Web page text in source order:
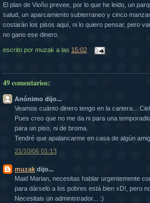
El plan de Vioño prevee, por lo que he leido, un
salud, un aparcamiento subterraneo y cinco
costarán los pisos aquí, ni lo quiero pensar, pero
no gano ese dinero.
escrito por muzak a las 15:02
49 comentarios:
Anónimo dijo...
Veamos cuánto dinero tengo en la cartera...
Pues creo que no me da ni para una
para un piso, ni de broma.
Tendré que apalancarme en casa de algún
21/10/06 01:13
muzak dijo...
Maid Marian, necesitas hablar urgentemente
para dárselo a los pobres está bien xD!, pero
Necesitais un administrador... :)